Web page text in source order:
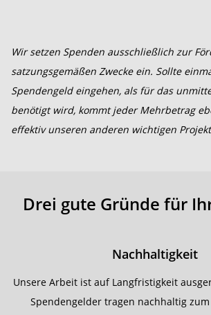
Wir setzen Spenden ausschließlich zur
satzungsgemäßen Zwecke ein. Sollte
Spendengeld eingehen, als für das
benötigt wird, kommt jeder Mehrbetrag
effektiv unseren anderen wichtigen
Drei gute Gründe für
Nachhaltigkeit
Unsere Arbeit ist auf Langfristigkeit
Spendengelder tragen nachhaltig